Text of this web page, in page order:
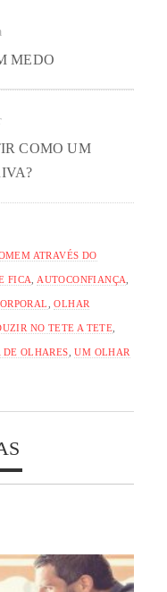
MEDO
COMO UM
ATRAVÉS DO
FICA,AUTOCONFIANÇA,
,OLHAR
NO TETE A TETE,
DE OLHARES,UM OLHAR